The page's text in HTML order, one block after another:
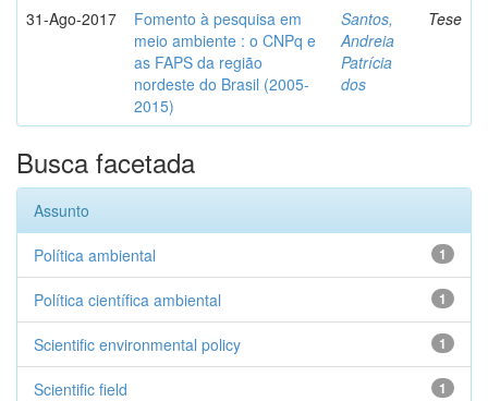
31-Ago-2017
Fomento à pesquisa em
meio ambiente : o CNPq e
as FAPS da região
nordeste do Brasil (2005-
2015)
Santos,
Andreia
Patrícia
dos
Tese
Busca facetada
Assunto
1
Política ambiental
1
Política científica ambiental
1
Scientific environmental policy
1
Scientific field